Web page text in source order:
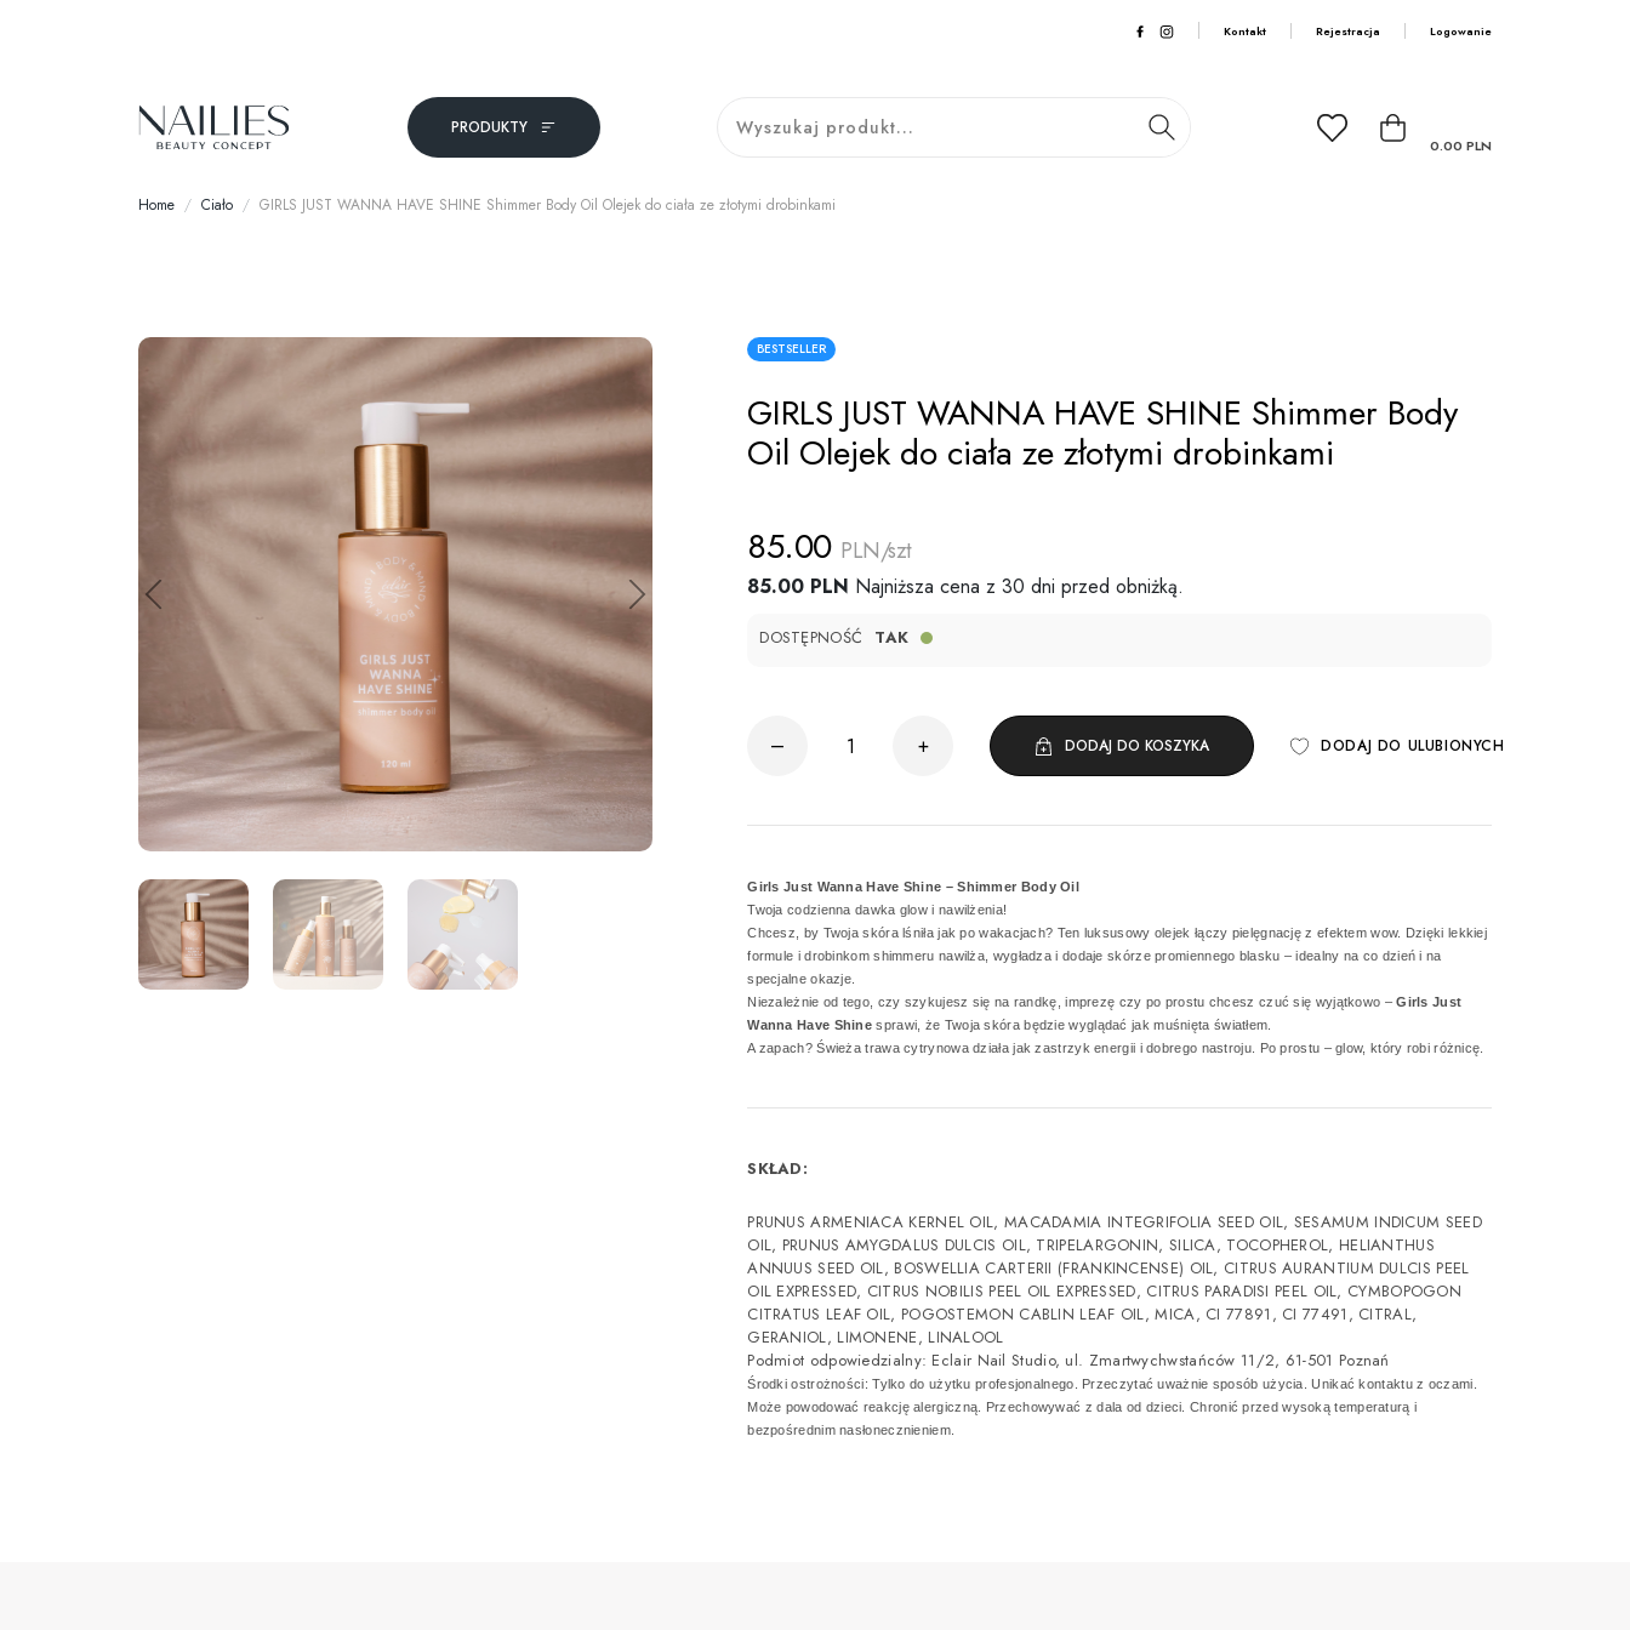
Kontakt Rejestracja Logowanie
PRODUKTY
0.00 PLN
Home Ciało GIRLS JUST WANNA HAVE SHINE Shimmer Body Oil Olejek do ciała ze złotymi drobinkami
BESTSELLER
GIRLS JUST WANNA HAVE SHINE Shimmer Body
Oil Olejek do ciała ze złotymi drobinkami
85.00 PLN/szt
85.00 PLN Najniższa cena z 30 dni przed obniżką.
DOSTĘPNOŚĆ TAK
– + DODAJ DO KOSZYKA DODAJ DO ULUBIONYCH
Girls Just Wanna Have Shine – Shimmer Body Oil
Twoja codzienna dawka glow i nawilżenia!
Chcesz, by Twoja skóra lśniła jak po wakacjach? Ten luksusowy olejek łączy pielęgnację z efektem wow. Dzięki lekkiej
formule i drobinkom shimmeru nawilża, wygładza i dodaje skórze promiennego blasku – idealny na co dzień i na
specjalne okazje.
Niezależnie od tego, czy szykujesz się na randkę, imprezę czy po prostu chcesz czuć się wyjątkowo –Girls Just
Wanna Have Shine sprawi, że Twoja skóra będzie wyglądać jak muśnięta światłem.
A zapach? Świeża trawa cytrynowa działa jak zastrzyk energii i dobrego nastroju. Po prostu – glow, który robi różnicę.
SKŁAD:
PRUNUS ARMENIACA KERNEL OIL, MACADAMIA INTEGRIFOLIA SEED OIL, SESAMUM INDICUM SEED
OIL, PRUNUS AMYGDALUS DULCIS OIL, TRIPELARGONIN, SILICA, TOCOPHEROL, HELIANTHUS
ANNUUS SEED OIL, BOSWELLIA CARTERII (FRANKINCENSE) OIL, CITRUS AURANTIUM DULCIS PEEL
OIL EXPRESSED, CITRUS NOBILIS PEEL OIL EXPRESSED, CITRUS PARADISI PEEL OIL, CYMBOPOGON
CITRATUS LEAF OIL, POGOSTEMON CABLIN LEAF OIL, MICA, CI 77891, CI 77491, CITRAL,
GERANIOL, LIMONENE, LINALOOL
Podmiot odpowiedzialny: Eclair Nail Studio, ul. Zmartwychwstańców 11/2, 61-501 Poznań
Środki ostrożności: Tylko do użytku profesjonalnego. Przeczytać uważnie sposób użycia. Unikać kontaktu z oczami.
Może powodować reakcję alergiczną. Przechowywać z dala od dzieci. Chronić przed wysoką temperaturą i
bezpośrednim nasłonecznieniem.